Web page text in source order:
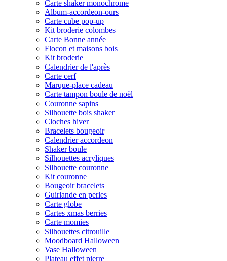
Carte shaker monochrome
Album-accordeon-ours
Carte cube pop-up
Kit broderie colombes
Carte Bonne année
Flocon et maisons bois
Kit broderie
Calendrier de l'après
Carte cerf
Marque-place cadeau
Carte tampon boule de noël
Couronne sapins
Silhouette bois shaker
Cloches hiver
Bracelets bougeoir
Calendrier accordeon
Shaker boule
Silhouettes acryliques
Silhouette couronne
Kit couronne
Bougeoir bracelets
Guirlande en perles
Carte globe
Cartes xmas berries
Carte momies
Silhouettes citrouille
Moodboard Halloween
Vase Halloween
Plateau effet pierre